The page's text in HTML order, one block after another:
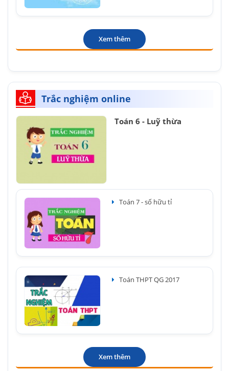
Xem thêm
Trắc nghiệm online
Toán 6 - Luỹ thừa
Toán 7 - số hữu tỉ
Toán THPT QG 2017
Xem thêm